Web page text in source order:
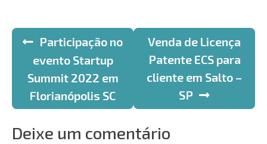
Navegação
Post
Participação no
evento Startup
Summit 2022 em
Florianópolis SC
Venda de Licença
Patente ECS para
cliente em Salto –
SP
Deixe um comentário